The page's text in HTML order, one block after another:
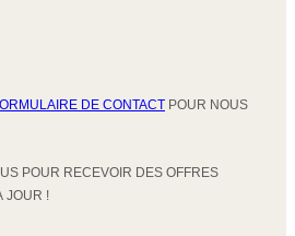
DE CONTACT POUR NOUS
POUR RECEVOIR DES OFFRES
JOUR !